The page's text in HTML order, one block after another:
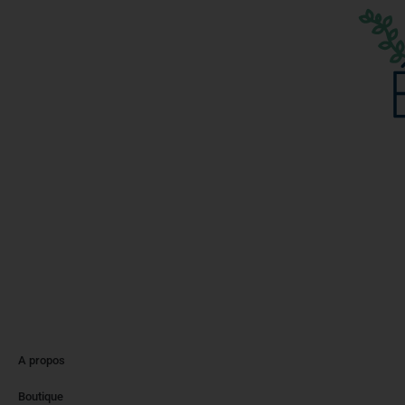
A propos
Boutique